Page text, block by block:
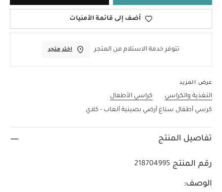
أضف إلى قائمة الأمنيات
تتوفر خدمة الاستلام من المتجر اختر متجر
عرض المزيد
التغذية والكراسي
كراسي الأطفال
كرسي أطفال سناغ أرضي بصينية ألعاب - كلاي
تفاصيل المنتج
رقم المنتج 218704995
الوصف: